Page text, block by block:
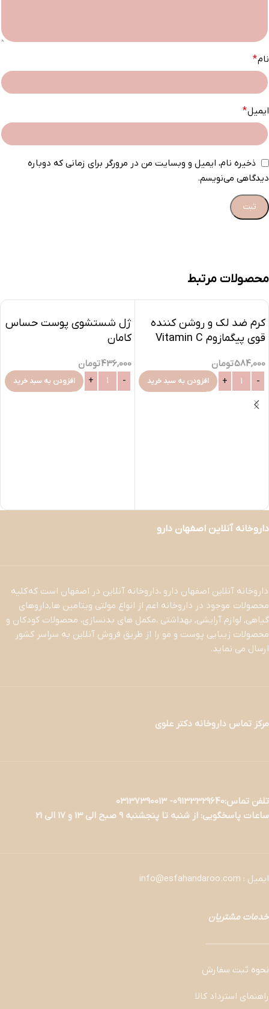
نام*
ایمیل*
ذخیره نام، ایمیل و وبسایت من در مرورگر برای زمانی که دوباره
دیدگاهی می‌نویسم.
محصولات مرتبط
کرم ضد لک و روشن کننده
قوی پیگمازوم Vitamin C
584,000تومان
افزودن به سبد خرید
ژل شستشوی پوست حساس
کامان
436,000تومان
افزودن به سبد خرید
داروخانه آنلاین اصفهان دارو
داروخانه آنلاین اصفهان دارو ،داروخانه آنلاین در اصفهان است که کلیه
محصولات موجود در داروخانه اعم از انواع مولتی ویتامین ها,داروهای
گیاهی, لوازم آرایشی, بهداشتی ،مکمل های بدنسازی، محصولات کودکان و
محصولات زیبایی پوست و مو را از طریق فروش آنلاین به سراسر کشور
ارسال می نماید.
مرکز تماس داروخانه دکتر علوی
تلفن تماس:09133329640- 03137390013
ساعات پاسخگویی: از شنبه تا پنجشنبه 9 صبح الی 13 و 17 الی 21
ایمیل : info@esfahandaroo.com
خدمات مشتریان
———————
نحوه ثبت سفارش
راهنمای استرداد کالا